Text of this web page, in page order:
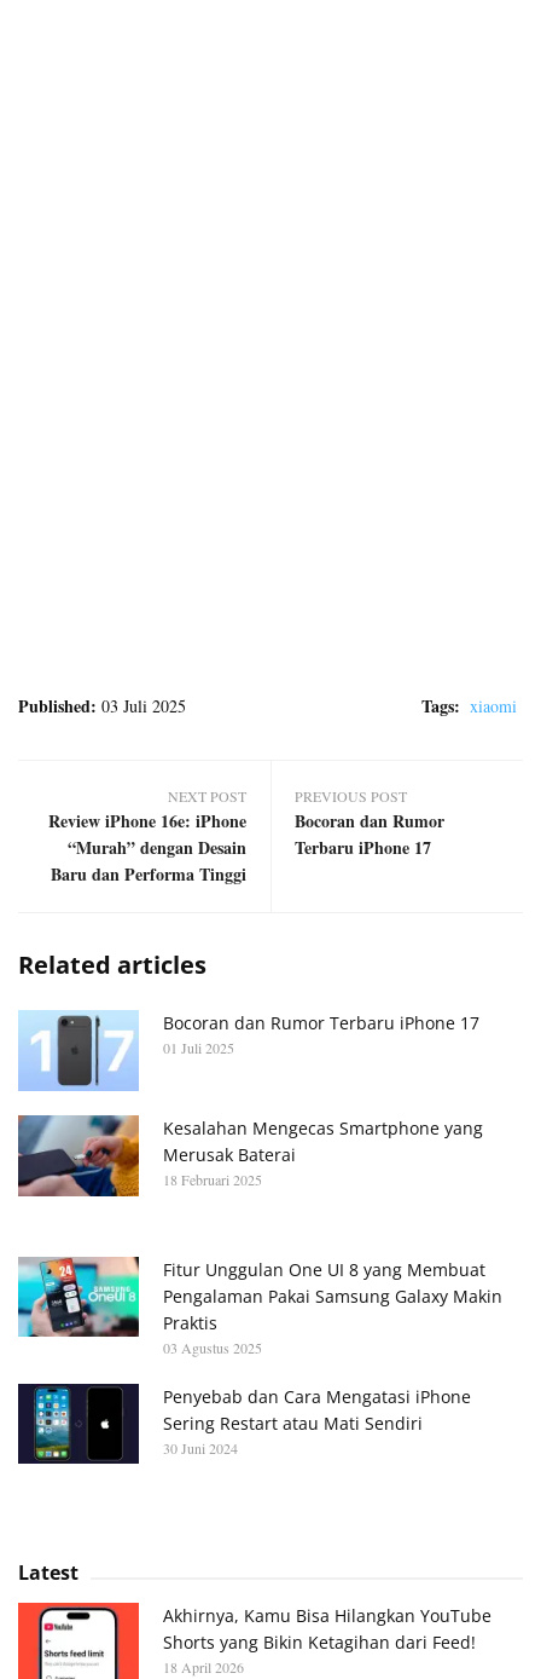
Published: 03 Juli 2025 Tags: xiaomi
NEXT POST
Review iPhone 16e: iPhone
“Murah” dengan Desain
Baru dan Performa Tinggi
PREVIOUS POST
Bocoran dan Rumor
Terbaru iPhone 17
Related articles
Bocoran dan Rumor Terbaru iPhone 17
01 Juli 2025
Kesalahan Mengecas Smartphone yang
Merusak Baterai
18 Februari 2025
Fitur Unggulan One UI 8 yang Membuat
Pengalaman Pakai Samsung Galaxy Makin
Praktis
03 Agustus 2025
Penyebab dan Cara Mengatasi iPhone
Sering Restart atau Mati Sendiri
30 Juni 2024
Latest
Akhirnya, Kamu Bisa Hilangkan YouTube
Shorts yang Bikin Ketagihan dari Feed!
18 April 2026